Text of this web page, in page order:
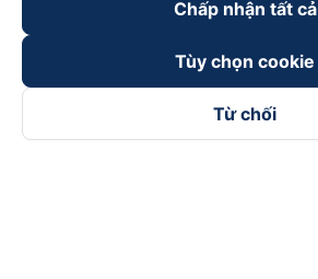
Chấp nhận tất cả
Tùy chọn cookie
Từ chối